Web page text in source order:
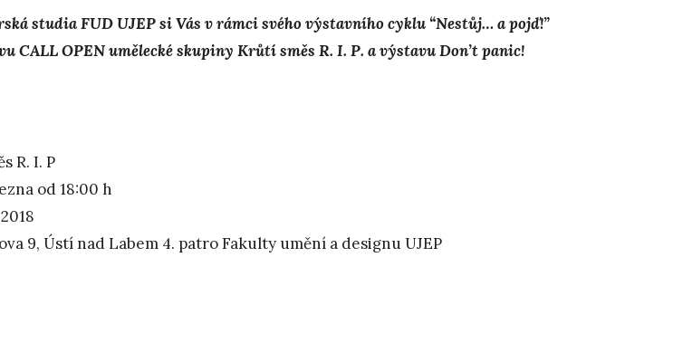
studia FUD UJEP si Vás v rámci svého výstavního cyklu “Nestůj… a pojď!”
CALL OPEN umělecké skupiny Krůtí směs R. I. P. a výstavu Don’t panic!
R. I. P
od 18:00 h
9, Ústí nad Labem 4. patro Fakulty umění a designu UJEP